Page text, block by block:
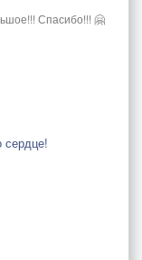
Спасибо!!! 🤗
сердце!